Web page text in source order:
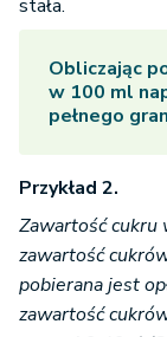
w 100 ml
pełnego
Zawartość
zawartość
pobierana jest
zawartość
wynosi 0,40 zł